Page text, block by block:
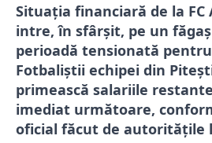
Situația financiară de la FC
intre, în sfârșit, pe un
perioadă tensionată
Fotbaliștii echipei din
primească salariile
imediat următoare,
oficial făcut de autoritățile